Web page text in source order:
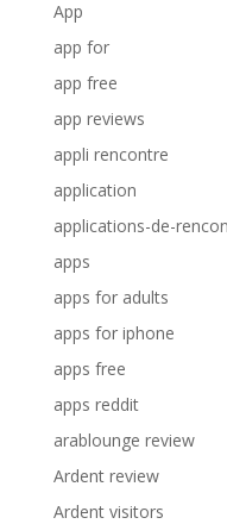
App
app for
app free
app reviews
appli rencontre
application
applications-de-
apps
apps for adults
apps for iphone
apps free
apps reddit
arablounge review
Ardent review
Ardent visitors